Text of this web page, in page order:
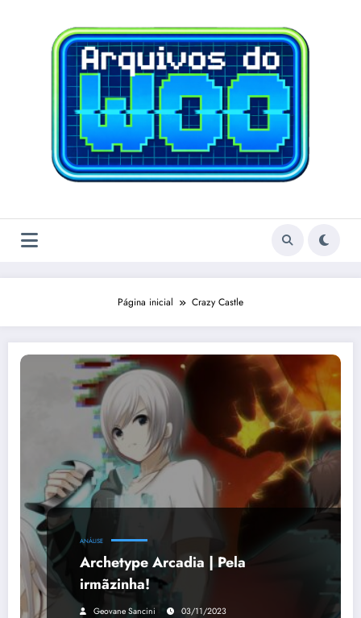
Página inicial Crazy Castle
ANÁLISE
Archetype Arcadia | Pela
irmãzinha!
Geovane Sancini 03/11/2023